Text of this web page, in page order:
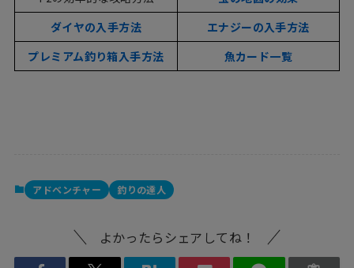
ダイヤの入手方法
エナジーの入手方法
プレミアム釣り箱入手方法
魚カード一覧
アドベンチャー 釣りの達人
よかったらシェアしてね！